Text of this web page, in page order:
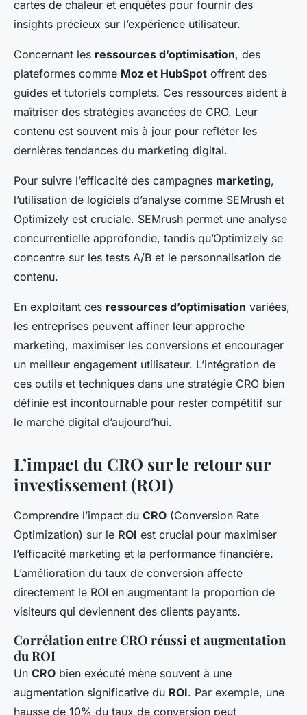
cartes de chaleur et enquêtes pour fournir des
insights précieux sur l’expérience utilisateur.
Concernant les ressources d’optimisation, des
plateformes comme Moz et HubSpot offrent des
guides et tutoriels complets. Ces ressources aident à
maîtriser des stratégies avancées de CRO. Leur
contenu est souvent mis à jour pour refléter les
dernières tendances du marketing digital.
Pour suivre l’efficacité des campagnes marketing,
l’utilisation de logiciels d’analyse comme SEMrush et
Optimizely est cruciale. SEMrush permet une analyse
concurrentielle approfondie, tandis qu’Optimizely se
concentre sur les tests A/B et le personnalisation de
contenu.
En exploitant ces ressources d’optimisation variées,
les entreprises peuvent affiner leur approche
marketing, maximiser les conversions et encourager
un meilleur engagement utilisateur. L’intégration de
ces outils et techniques dans une stratégie CRO bien
définie est incontournable pour rester compétitif sur
le marché digital d’aujourd’hui.
L’impact du CRO sur le retour sur
investissement (ROI)
Comprendre l’impact du CRO (Conversion Rate
Optimization) sur le ROI est crucial pour maximiser
l’efficacité marketing et la performance financière.
L’amélioration du taux de conversion affecte
directement le ROI en augmentant la proportion de
visiteurs qui deviennent des clients payants.
Corrélation entre CRO réussi et augmentation
du ROI
Un CRO bien exécuté mène souvent à une
augmentation significative du ROI. Par exemple, une
hausse de 10% du taux de conversion peut